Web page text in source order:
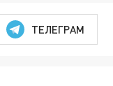
ТЕЛЕГРАМ